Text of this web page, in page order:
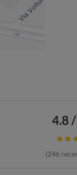
4.8
(246